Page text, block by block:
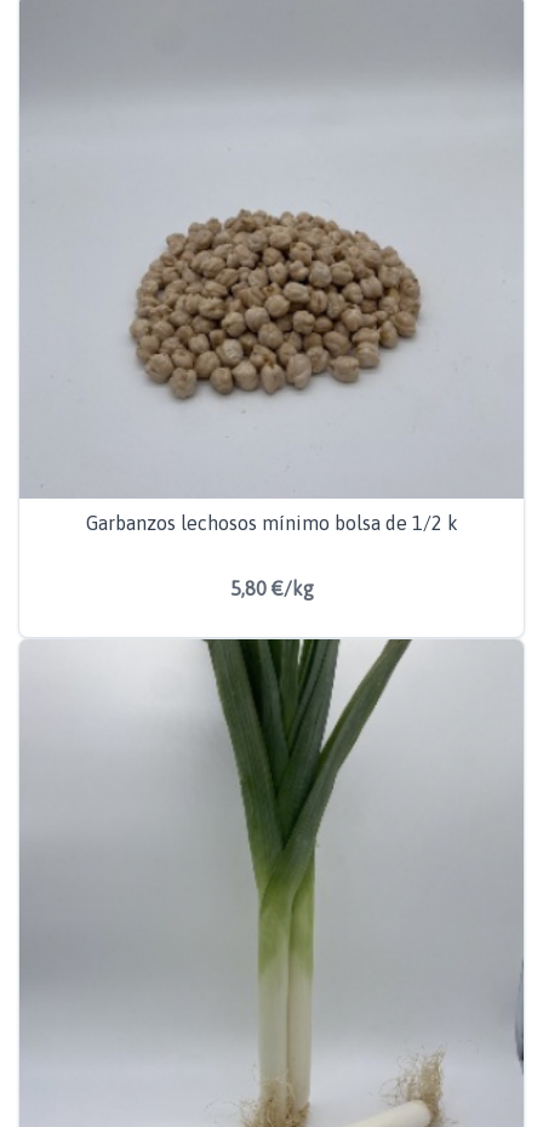
Garbanzos lechosos mínimo bolsa de 1/2 k
5,80 €/kg